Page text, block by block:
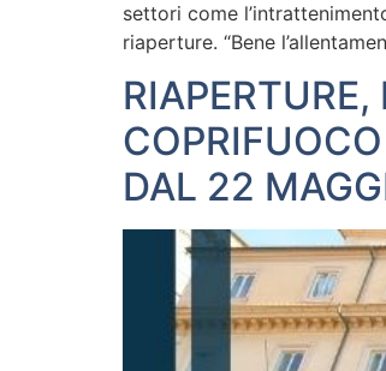
settori come
riaperture. “Bene
DAL 22